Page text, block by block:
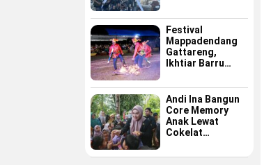
Persembahkan
Spot Foto
Instagramable di
Pulau Pannikiang
Festival
Mappadendang
Gattareng,
Ikhtiar Barru
Budaya sebagai
Destinasi Wisata
Andi Ina Bangun
Core Memory
Anak Lewat
Cokelat